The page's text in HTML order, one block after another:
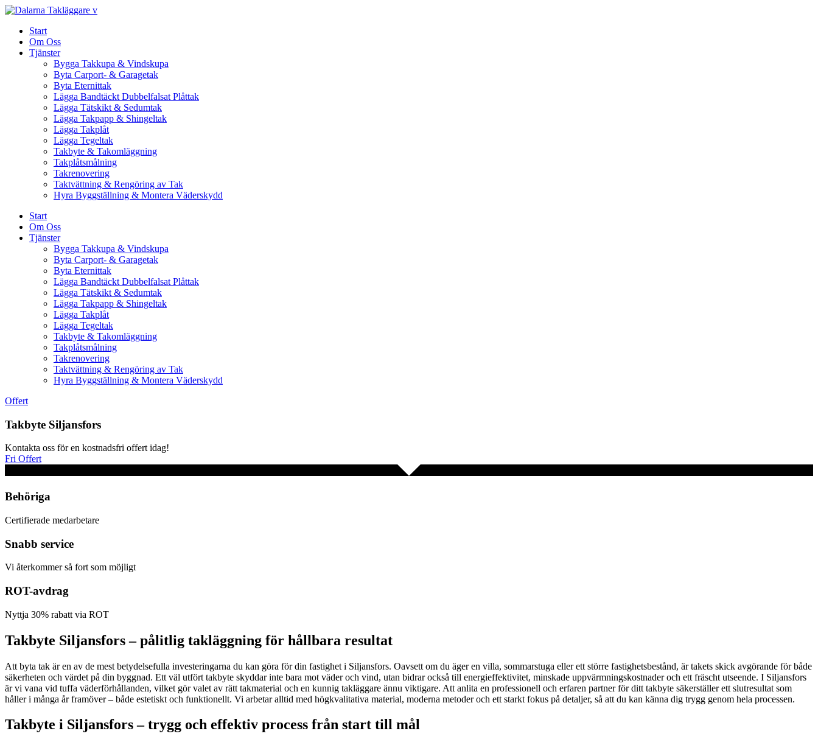
Skip
contentStart
Om Oss
Tjänster
Bygga Takkupa & Vindskupa
Byta Carport- & Garagetak
Byta Eternittak
Lägga Bandtäckt Dubbelfalsat Plåttak
Lägga Tätskikt & Sedumtak
Lägga Takpapp & Shingeltak
Lägga Takplåt
Lägga Tegeltak
Takbyte & Takomläggning
Takplåtsmålning
Takrenovering
Taktvättning & Rengöring av Tak
Hyra Byggställning & Montera Väderskydd
Start
Om Oss
Tjänster
Bygga Takkupa & Vindskupa
Byta Carport- & Garagetak
Byta Eternittak
Lägga Bandtäckt Dubbelfalsat Plåttak
Lägga Tätskikt & Sedumtak
Lägga Takpapp & Shingeltak
Lägga Takplåt
Lägga Tegeltak
Takbyte & Takomläggning
Takplåtsmålning
Takrenovering
Taktvättning & Rengöring av Tak
Hyra Byggställning & Montera Väderskydd
Offert
Takbyte Siljansfors
Kontakta oss för en kostnadsfri offert idag!
Fri Offert
Behöriga
Certifierade medarbetare
Snabb service
Vi återkommer så fort som möjligt
ROT-avdrag
Nyttja 30% rabatt via ROT
Takbyte Siljansfors – pålitlig takläggning för hållbara resultat
Att byta tak är en av de mest betydelsefulla investeringarna du kan göra för din fastighet i Siljansfors. Oavsett om du äger en villa, sommarstuga eller ett större fastighetsbestånd, är takets skick avgörande för både
säkerheten och värdet på din byggnad. Ett väl utfört takbyte skyddar inte bara mot väder och vind, utan bidrar också till energieffektivitet, minskade uppvärmningskostnader och ett fräscht utseende. I Siljansfors
är vi vana vid tuffa väderförhållanden, vilket gör valet av rätt takmaterial och en kunnig takläggare ännu viktigare. Att anlita en professionell och erfaren partner för ditt takbyte säkerställer ett slutresultat som
håller i många år framöver – både estetiskt och funktionellt. Vi arbetar alltid med högkvalitativa material, moderna metoder och ett starkt fokus på detaljer, så att du kan känna dig trygg genom hela processen.
Takbyte i Siljansfors – trygg och effektiv process från start till mål